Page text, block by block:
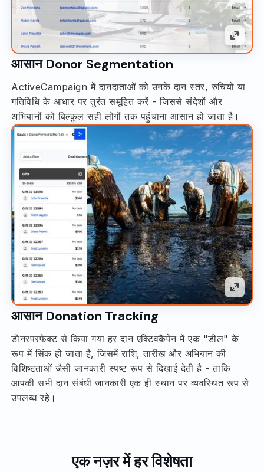
आसान Donor Segmentation
ActiveCampaign में दानदाताओं को उनके दान स्तर, रुचियों या
गतिविधि के आधार पर तुरंत समूहित करें - जिससे संदेशों और
अभियानों को बिल्कुल सही लोगों तक पहुंचाना आसान हो जाता है।
आसान Donation Tracking
डोनरपरफेक्ट से किया गया हर दान एक्टिवकैंपेन में एक "डील" के
रूप में सिंक हो जाता है, जिसमें राशि, तारीख और अभियान की
विशिष्टताओं जैसी जानकारी स्पष्ट रूप से दिखाई देती है - ताकि
आपकी सभी दान संबंधी जानकारी एक ही स्थान पर व्यवस्थित रूप से
उपलब्ध रहे।
एक नज़र में हर विशेषता